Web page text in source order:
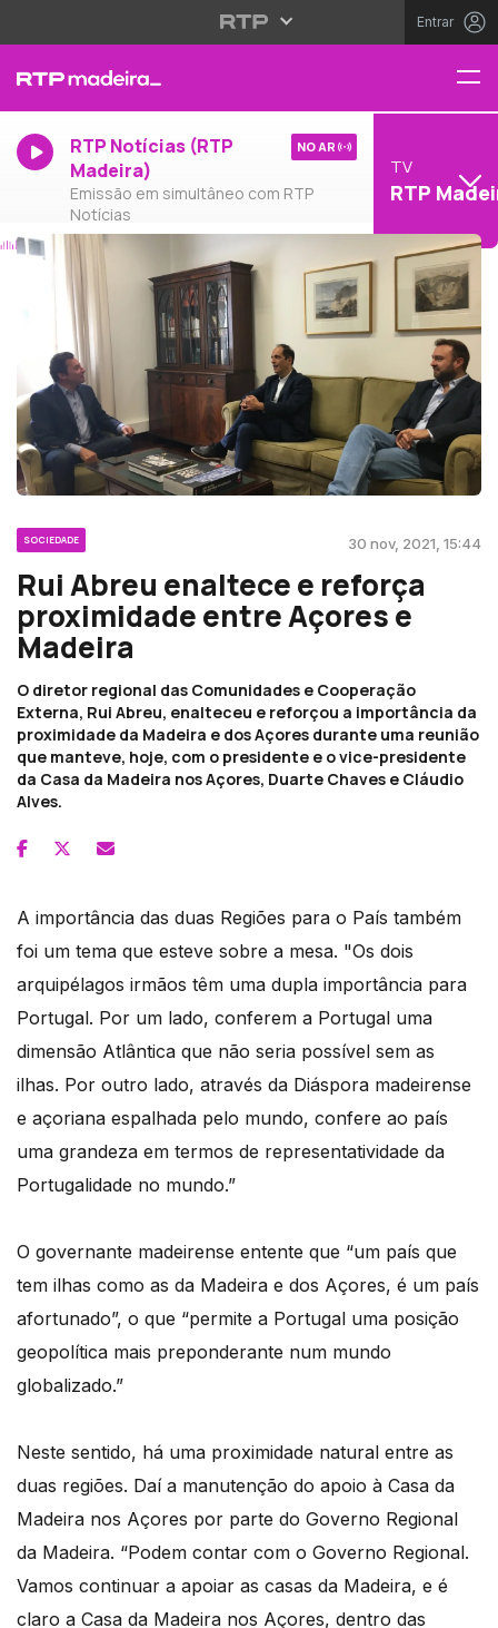
Entrar
RTP Notícias (RTP
Madeira)
Emissão em simultâneo com RTP
Notícias
NO AR
TV
RTP
SOCIEDADE 30 nov, 2021, 15:44
Rui Abreu enaltece e reforça
proximidade entre Açores e
Madeira
O diretor regional das Comunidades e Cooperação
Externa, Rui Abreu, enalteceu e reforçou a importância da
proximidade da Madeira e dos Açores durante uma reunião
que manteve, hoje, com o presidente e o vice-presidente
da Casa da Madeira nos Açores, Duarte Chaves e Cláudio
Alves.
A importância das duas Regiões para o País também
foi um tema que esteve sobre a mesa. "Os dois
arquipélagos irmãos têm uma dupla importância para
Portugal. Por um lado, conferem a Portugal uma
dimensão Atlântica que não seria possível sem as
ilhas. Por outro lado, através da Diáspora madeirense
e açoriana espalhada pelo mundo, confere ao país
uma grandeza em termos de representatividade da
Portugalidade no mundo.”
O governante madeirense entente que “um país que
tem ilhas como as da Madeira e dos Açores, é um país
afortunado”, o que “permite a Portugal uma posição
geopolítica mais preponderante num mundo
globalizado.”
Neste sentido, há uma proximidade natural entre as
duas regiões. Daí a manutenção do apoio à Casa da
Madeira nos Açores por parte do Governo Regional
da Madeira. “Podem contar com o Governo Regional.
Vamos continuar a apoiar as casas da Madeira, e é
claro a Casa da Madeira nos Açores, dentro das